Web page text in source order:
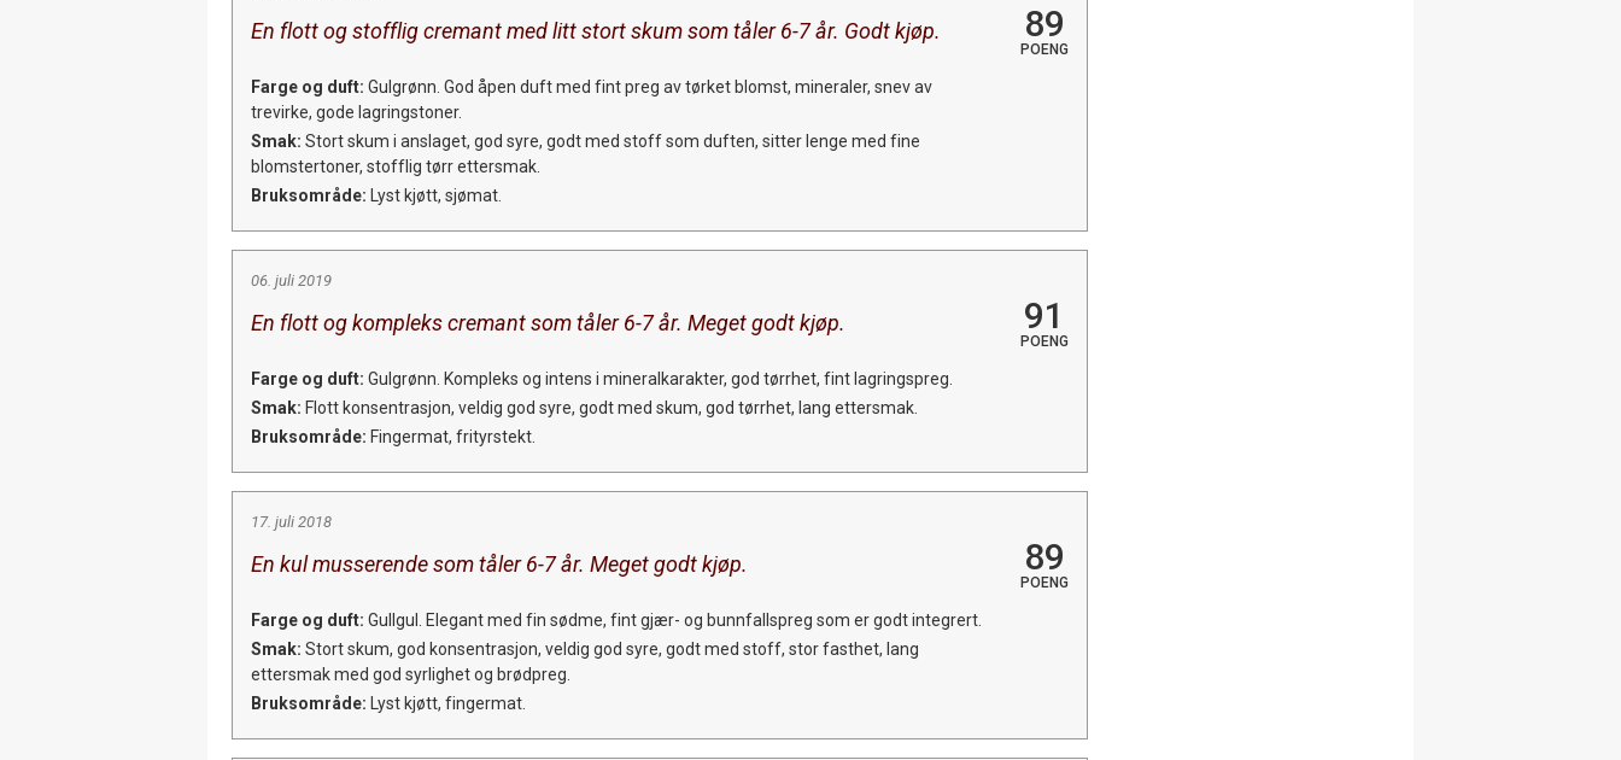
En flott og stofflig cremant med litt stort skum som tåler 6-7 år. Godt kjøp. 89
POENG
Farge og duft: Gulgrønn. God åpen duft med fint preg av tørket blomst, mineraler, snev av
trevirke, gode lagringstoner.
Smak: Stort skum i anslaget, god syre, godt med stoff som duften, sitter lenge med fine
blomstertoner, stofflig tørr ettersmak.
Bruksområde: Lyst kjøtt, sjømat.
06. juli 2019
En flott og kompleks cremant som tåler 6-7 år. Meget godt kjøp. 91
POENG
Farge og duft: Gulgrønn. Kompleks og intens i mineralkarakter, god tørrhet, fint lagringspreg.
Smak: Flott konsentrasjon, veldig god syre, godt med skum, god tørrhet, lang ettersmak.
Bruksområde: Fingermat, frityrstekt.
17. juli 2018
En kul musserende som tåler 6-7 år. Meget godt kjøp. 89
POENG
Farge og duft: Gullgul. Elegant med fin sødme, fint gjær- og bunnfallspreg som er godt integrert.
Smak: Stort skum, god konsentrasjon, veldig god syre, godt med stoff, stor fasthet, lang
ettersmak med god syrlighet og brødpreg.
Bruksområde: Lyst kjøtt, fingermat.